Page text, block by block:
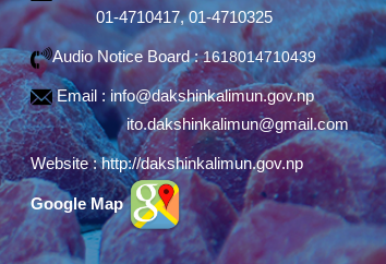
01-4710417, 01-4710325
Audio Notice Board :1618014710439
Email :info@dakshinkalimun.gov.np
ito.dakshinkalimun@gmail.com
Website :http://dakshinkalimun.gov.np
Google Map